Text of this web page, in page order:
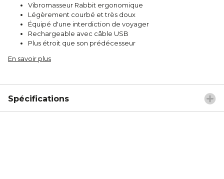
Vibromasseur Rabbit ergonomique
Légèrement courbé et très doux
Équipé d'une interdiction de voyager
Rechargeable avec câble USB
Plus étroit que son prédécesseur
En savoir plus
Spécifications